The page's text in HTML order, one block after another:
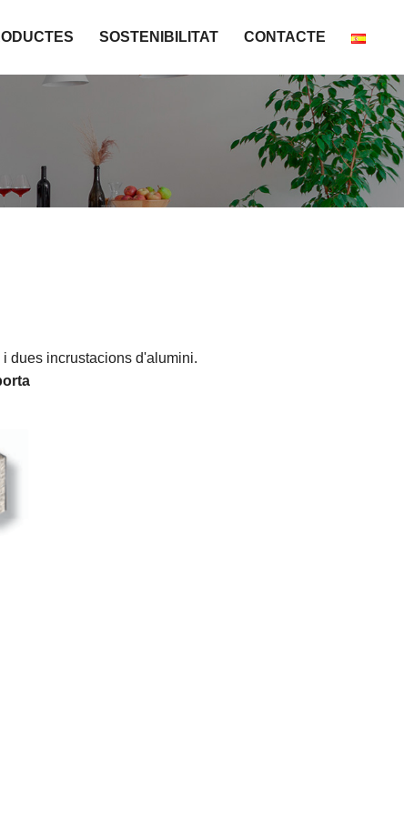
SOSTENIBILITAT CONTACTE
dues incrustacions d'alumini.